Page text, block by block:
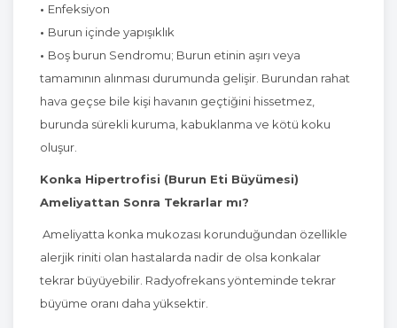
• Enfeksiyon
• Burun içinde yapışıklık
• Boş burun Sendromu; Burun etinin aşırı veya
tamamının alınması durumunda gelişir. Burundan rahat
hava geçse bile kişi havanın geçtiğini hissetmez,
burunda sürekli kuruma, kabuklanma ve kötü koku
oluşur.
Konka Hipertrofisi (Burun Eti Büyümesi)
Ameliyattan Sonra Tekrarlar mı?
Ameliyatta konka mukozası korunduğundan özellikle
alerjik riniti olan hastalarda nadir de olsa konkalar
tekrar büyüyebilir. Radyofrekans yönteminde tekrar
büyüme oranı daha yüksektir.